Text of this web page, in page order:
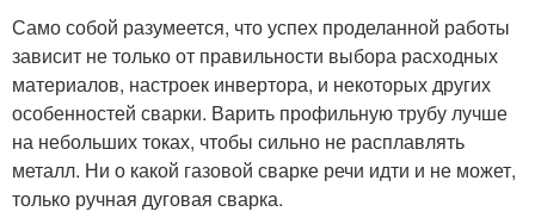
Само собой разумеется, что успех проделанной работы
зависит не только от правильности выбора расходных
материалов, настроек инвертора, и некоторых других
особенностей сварки. Варить профильную трубу лучше
на небольших токах, чтобы сильно не расплавлять
металл. Ни о какой газовой сварке речи идти и не может,
только ручная дуговая сварка.